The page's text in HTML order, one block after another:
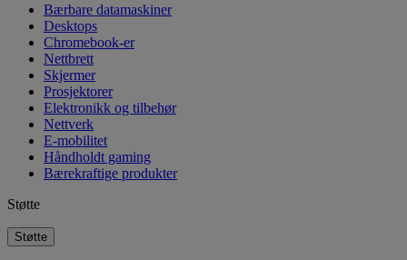
Bærbare datamaskiner
Desktops
Chromebook-er
Nettbrett
Skjermer
Prosjektorer
Elektronikk og tilbehør
Nettverk
E-mobilitet
Håndholdt gaming
Bærekraftige produkter
Støtte
Støtte